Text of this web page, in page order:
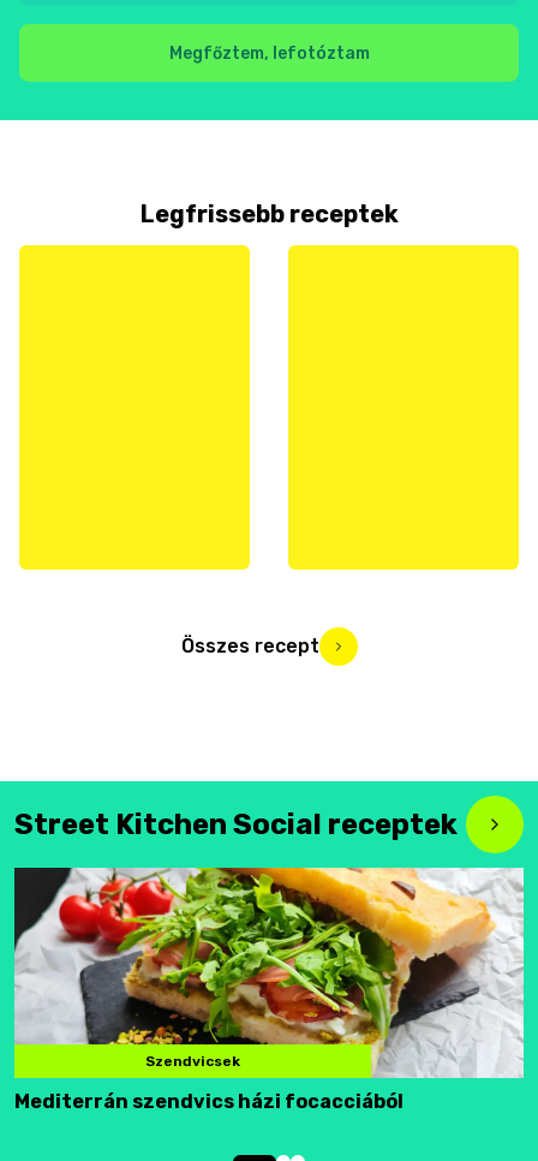
Megfőztem, lefotóztam
Legfrissebb receptek
Összes recept
Street Kitchen Social receptek
Szendvicsek
Mediterrán szendvics házi focacciából